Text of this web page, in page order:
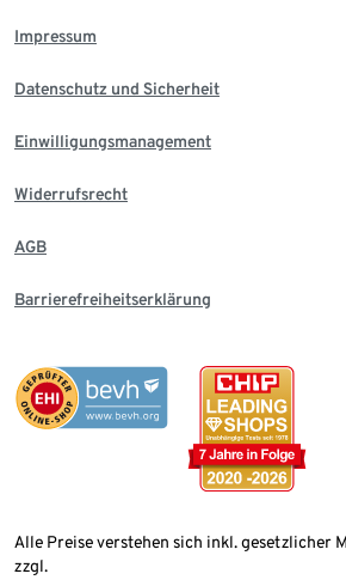
Impressum
Datenschutz und Sicherheit
Einwilligungsmanagement
Widerrufsrecht
AGB
Barrierefreiheitserklärung
Alle Preise verstehen sich inkl. gesetzlicher
zzgl.